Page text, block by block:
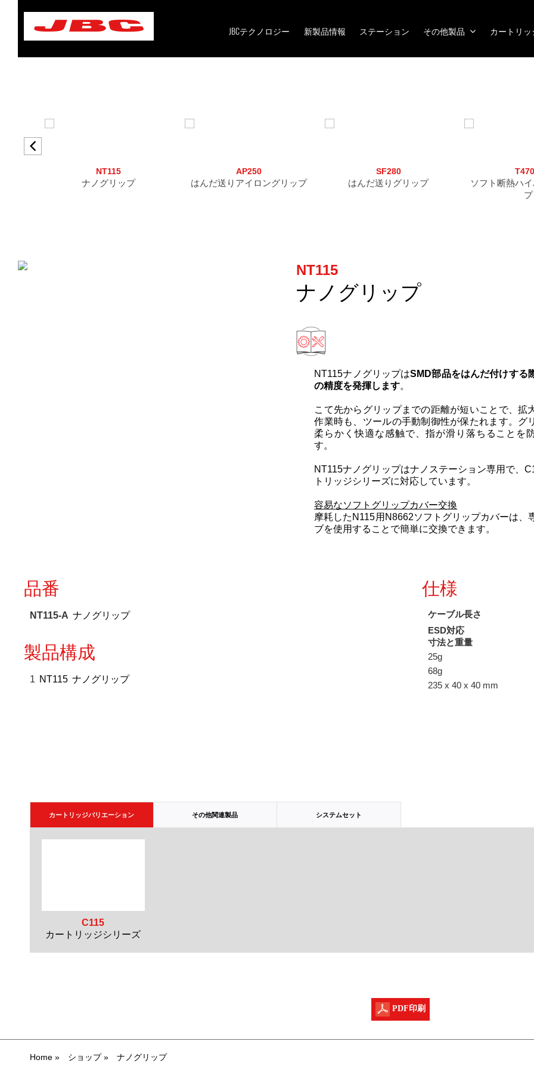
JBCテクノロジー 新製品情報 ステーション その他製品 カートリ
NT115
ナノグリップ
AP250
はんだ送りアイロングリップ
SF280
はんだ送りグリップ
ソフト断熱ハ
プ
NT115
ナノグリップ
NT115ナノグリップはSMD部品をはんだ付けする
の精度を発揮します。
こて先からグリップまでの距離が短いことで、拡
作業時も、ツールの手動制御性が保たれます。グ
柔らかく快適な感触で、指が滑り落ちることを
す。
NT115ナノグリップはナノステーション専用で、
トリッジシリーズに対応しています。
容易なソフトグリップカバー交換
摩耗したN115用N8662ソフトグリップカバーは、
ブを使用することで簡単に交換できます。
品番
NT115-A ナノグリップ
製品構成
1 NT115 ナノグリップ
仕様
ケーブル長さ
ESD対応
寸法と重量
25g
68g
235 x 40 x 40 mm
カートリッジバリエーション その他関連製品 システムセット
C115
カートリッジシリーズ
PDF印刷
Home» ショップ» ナノグリップ